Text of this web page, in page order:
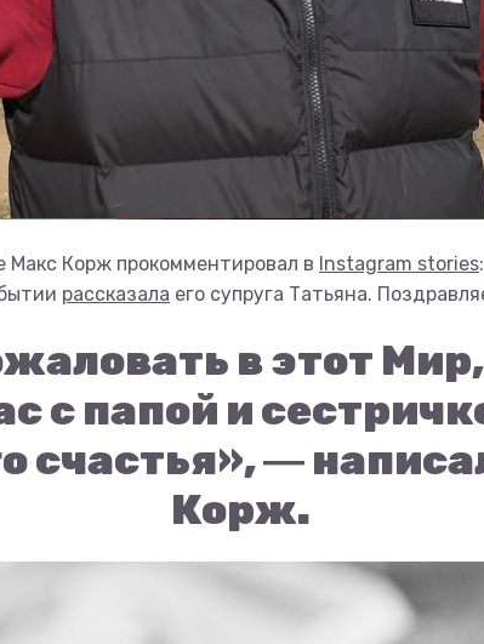
Макс Корж прокомментировал в Instagram stories:
рассказала его супруга Татьяна.
в этот
с папой и
счастья», ―
Корж.